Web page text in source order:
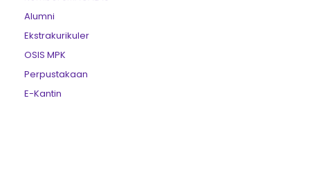
Alumni
Ekstrakurikuler
OSIS MPK
Perpustakaan
E-Kantin